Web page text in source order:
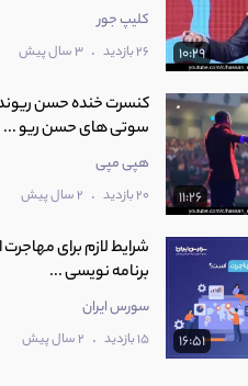
10:29
کلیپ جور
26 بازدید . 3 سال پیش
11:26
کنسرت خنده حسن
سوتی های حسن ریو ...
هپی مپی
20 بازدید . 2 سال پیش
16:51
شرایط لازم برای
برنامه نویسی ...
سورس ایران
15 بازدید . 2 سال پیش